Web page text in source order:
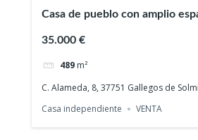
Casa de pueblo con amplio
35.000 €
489 m²
C. Alameda, 8, 37751 Gallegos de
Casa independiente
VENTA